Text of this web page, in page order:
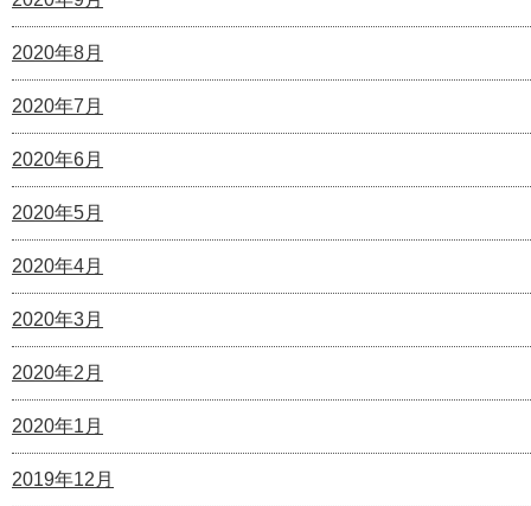
2020年8月
2020年7月
2020年6月
2020年5月
2020年4月
2020年3月
2020年2月
2020年1月
2019年12月